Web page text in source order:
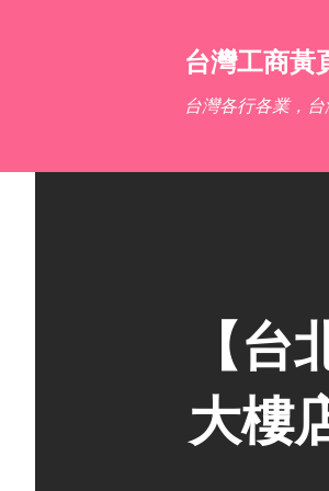
台灣工商黃
台灣各行各業，台
【
大樓